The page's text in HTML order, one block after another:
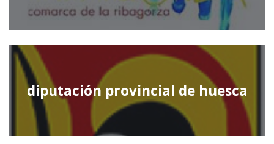
diputación provincial de huesca